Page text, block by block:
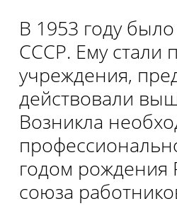
В 1953 году
СССР. Ему стали
учреждения,
действовали
Возникла
годом рождения
союза